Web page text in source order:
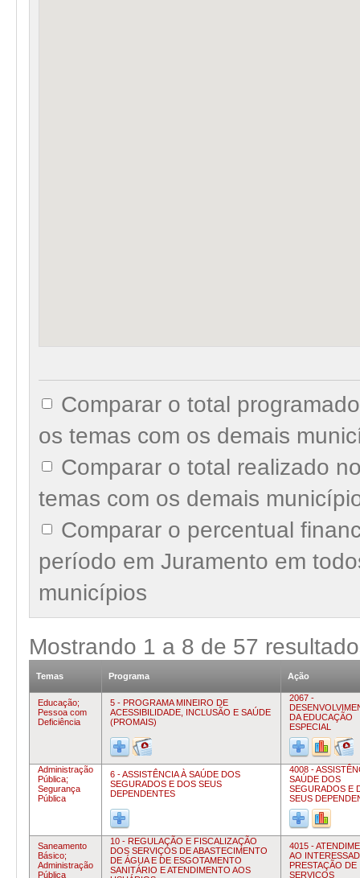
Comparar o total
os temas com os demais
Comparar o total realizado
temas com os demais
Comparar o percentual
período em Juramento em
municípios
Mostrando 1 a 8 de 57
Temas Programa Ação
Educação;
Pessoa com
Deficiência
5 - PROGRAMA MINEIRO DE
ACESSIBILIDADE, INCLUSÃO E SAÚDE
(PROMAIS)
2067 -
DA EDUCAÇÃO
ESPECIAL
Administração
Pública;
Segurança
Pública
6 - ASSISTÊNCIA À SAÚDE DOS
SEGURADOS E DOS SEUS
DEPENDENTES
4008 -
SAÚDE DOS
SEGURADOS E
SEUS
Saneamento
Básico;
Administração
Pública
10 - REGULAÇÃO E FISCALIZAÇÃO
DOS SERVIÇOS DE ABASTECIMENTO
DE ÁGUA E DE ESGOTAMENTO
SANITÁRIO E ATENDIMENTO AOS
4015 -
AO
PRESTAÇÃO DE
SERVIÇOS